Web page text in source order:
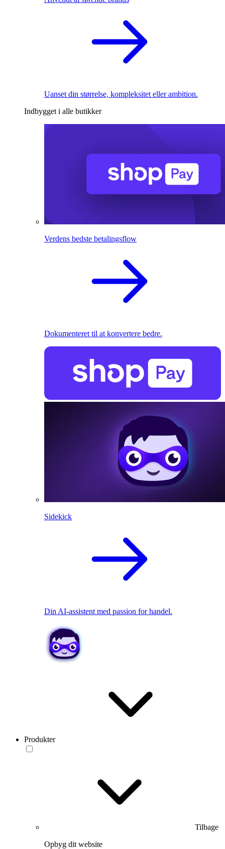
Uanset din størrelse, kompleksitet eller ambition.
Indbygget i alle butikker
Verdens bedste betalingsflow
Dokumenteret til at konvertere bedre.
Sidekick
Din AI-assistent med passion for handel.
Produkter
Tilbage
Opbyg dit website